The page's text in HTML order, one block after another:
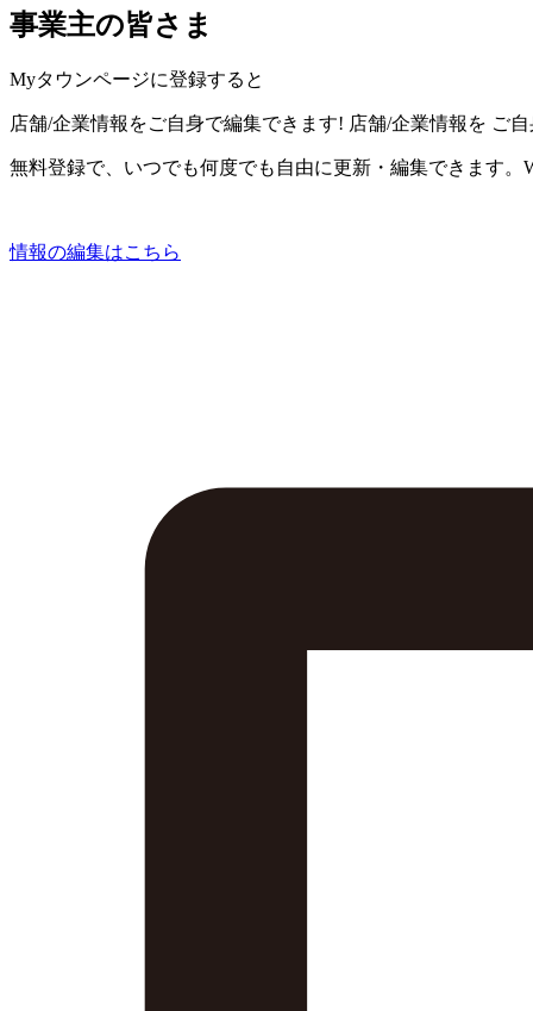
事業主の皆さま
Myタウンページに登録すると
店舗/企業情報をご自身で編集できます! 店舗/企業情報を ご
無料登録で、いつでも何度でも自由に更新・編集できます。
情報の編集はこちら